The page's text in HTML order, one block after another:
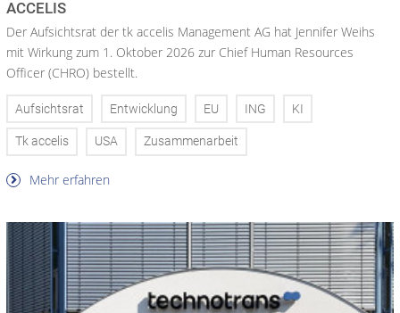
ACCELIS
Der Aufsichtsrat der tk accelis Management AG hat Jennifer Weihs
mit Wirkung zum 1. Oktober 2026 zur Chief Human Resources
Officer (CHRO) bestellt.
Aufsichtsrat Entwicklung EU ING KI
Tk accelis USA Zusammenarbeit
Mehr erfahren